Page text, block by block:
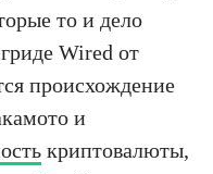
то и дело
Wired от
происхождение
и
криптовалюты,